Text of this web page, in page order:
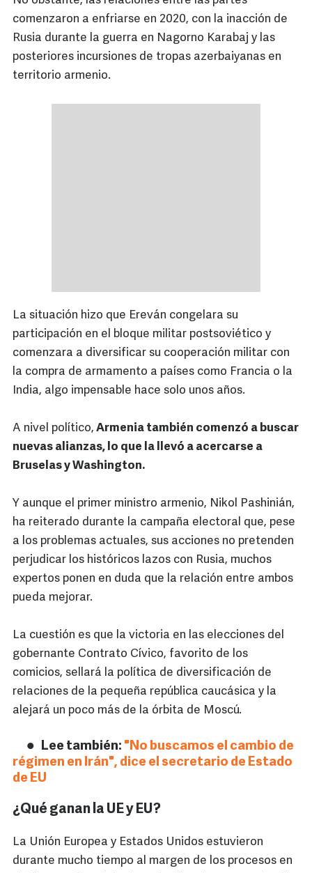
comenzaron a enfriarse en 2020, con la inacción de
Rusia durante la guerra en Nagorno Karabaj y las
posteriores incursiones de tropas azerbaiyanas en
territorio armenio.
La situación hizo que Ereván congelara su
participación en el bloque militar postsoviético y
comenzara a diversificar su cooperación militar con
la compra de armamento a países como Francia o la
India, algo impensable hace solo unos años.
A nivel político, Armenia también comenzó a buscar
nuevas alianzas, lo que la llevó a acercarse a
Bruselas y Washington.
Y aunque el primer ministro armenio, Nikol Pashinián,
ha reiterado durante la campaña electoral que, pese
a los problemas actuales, sus acciones no pretenden
perjudicar los históricos lazos con Rusia, muchos
expertos ponen en duda que la relación entre ambos
pueda mejorar.
La cuestión es que la victoria en las elecciones del
gobernante Contrato Cívico, favorito de los
comicios, sellará la política de diversificación de
relaciones de la pequeña república caucásica y la
alejará un poco más de la órbita de Moscú.
Lee también: "No buscamos el cambio de
régimen en Irán", dice el secretario de Estado
de EU
¿Qué ganan la UE y EU?
La Unión Europea y Estados Unidos estuvieron
durante mucho tiempo al margen de los procesos en